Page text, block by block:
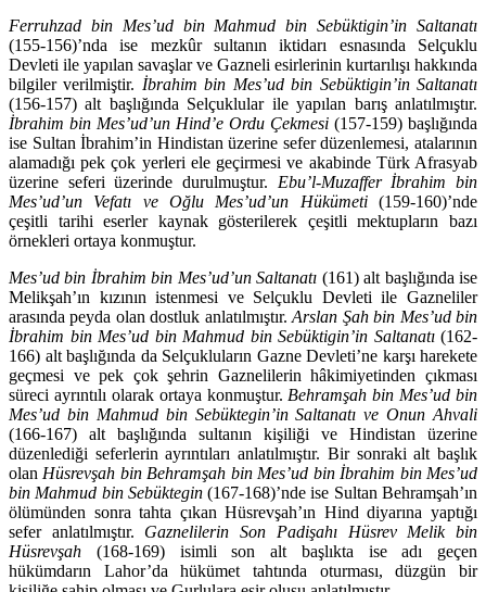
Ferruhzad bin Mes’ud bin Mahmud bin Sebüktigin’in Saltanatı
(155-156)’nda ise mezkûr sultanın iktidarı esnasında Selçuklu
Devleti ile yapılan savaşlar ve Gazneli esirlerinin kurtarılışı hakkında
bilgiler verilmiştir. İbrahim bin Mes’ud bin Sebüktigin’in Saltanatı
(156-157) alt başlığında Selçuklular ile yapılan barış anlatılmıştır.
İbrahim bin Mes’ud’un Hind’e Ordu Çekmesi (157-159) başlığında
ise Sultan İbrahim’in Hindistan üzerine sefer düzenlemesi, atalarının
alamadığı pek çok yerleri ele geçirmesi ve akabinde Türk Afrasyab
üzerine seferi üzerinde durulmuştur. Ebu’l-Muzaffer İbrahim bin
Mes’ud’un Vefatı ve Oğlu Mes’ud’un Hükümeti(159-160)’nde
çeşitli tarihi eserler kay­nak gösterilerek çeşitli mektupların bazı
örnekleri ortaya konmuştur.
Mes’ud bin İbrahim bin Mes’ud’un Saltanatı (161) alt başlığında ise
Melik­şah’ın kızının istenmesi ve Selçuklu Devleti ile Gazneliler
arasında peyda olan dostluk anlatılmıştır.Arslan Şah bin Mes’ud bin
İbrahim bin Mes’ud bin Mahmud bin Sebüktigin’in Saltanatı(162-
166) alt başlığında da Selçukluların Gazne Devleti’ne karşı harekete
geçmesi ve pek çok şehrin Gaznelilerin hâki­mi­yetinden çıkması
süreci ayrıntılı olarak ortaya konmuştur. Behramşah bin Mes’ud bin
Mes’ud bin Mahmud bin Sebüktegin’in Saltanatı ve Onun Ahvali
(166-167) alt başlığında sultanın kişiliği ve Hindistan üzerine
düzenlediği seferlerin ayrıntıları anlatılmıştır. Bir sonraki alt başlık
olan Hüsrevşah bin Beh­ramşah bin Mes’ud bin İbrahim bin Mes’ud
bin Mahmud bin Sebüktegin(167-168)’nde ise Sultan Behramşah’ın
ölümünden sonra tahta çıkan Hüs­revşah’ın Hind diyarına yaptığı
sefer anlatılmıştır. Gaznelilerin Son Padişahı Hüsrev Melik bin
Hüsrevşah (168-169) isimli son alt başlıkta ise adı geçen
hükümdarın Lahor’da hükümet tahtında oturması, düzgün bir